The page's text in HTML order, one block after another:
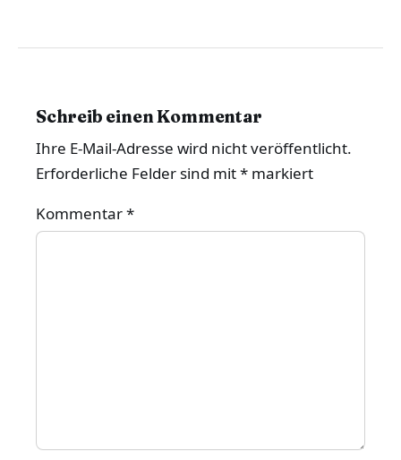
Schreib einen Kommentar
Ihre E-Mail-Adresse wird nicht veröffentlicht.
Erforderliche Felder sind mit* markiert
Kommentar*